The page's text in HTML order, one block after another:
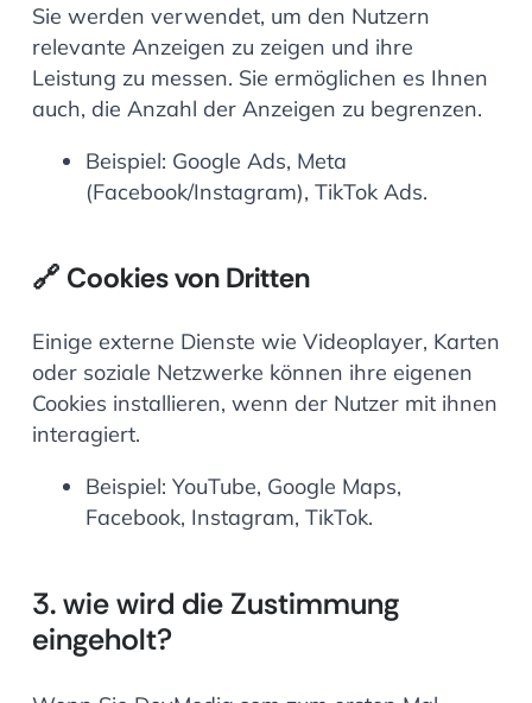
Sie werden verwendet, um den Nutzern
relevante Anzeigen zu zeigen und ihre
Leistung zu messen. Sie ermöglichen es Ihnen
auch, die Anzahl der Anzeigen zu begrenzen.
Beispiel: Google Ads, Meta
(Facebook/Instagram), TikTok Ads.
🔗 Cookies von Dritten
Einige externe Dienste wie Videoplayer, Karten
oder soziale Netzwerke können ihre eigenen
Cookies installieren, wenn der Nutzer mit ihnen
interagiert.
Beispiel: YouTube, Google Maps,
Facebook, Instagram, TikTok.
3. wie wird die Zustimmung
eingeholt?